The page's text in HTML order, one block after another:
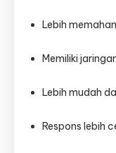
Lebih
Memiliki
Lebih mudah
Respons lebih